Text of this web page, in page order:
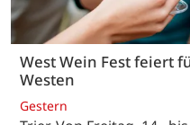
West Wein Fest feiert
Westen
Gestern